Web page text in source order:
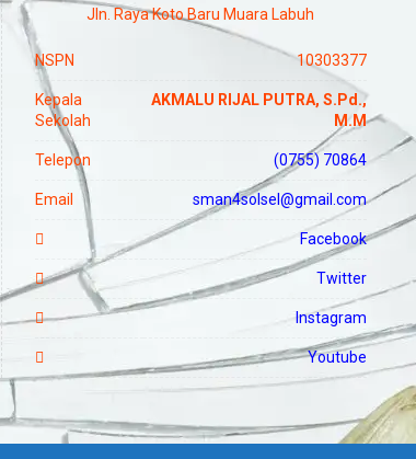
Jln. Raya Koto Baru Muara Labuh
NSPN 10303377
Kepala
Sekolah
AKMALU RIJAL PUTRA, S.Pd.,
M.M
Telepon (0755) 70864
Email sman4solsel@gmail.com
Facebook
Twitter
Instagram
Youtube